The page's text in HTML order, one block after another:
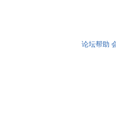
论坛帮助